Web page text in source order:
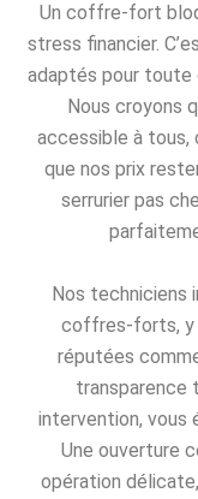
Un coffre-fort
stress financier.
adaptés pour
Nous croyons
accessible à tous,
que nos prix
serrurier pas
Nos techniciens
coffres-forts, y
réputées
transparence
intervention, vous
Une ouverture
opération